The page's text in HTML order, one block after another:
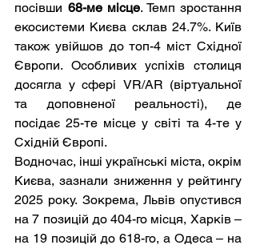
посівши 68-ме місце. Темп зростання
екосистеми Києва склав 24.7%. Київ
також увійшов до топ-4 міст Східної
Європи. Особливих успіхів столиця
досягла у сфері VR/AR (віртуальної
та доповненої реальності), де
посідає 25-те місце у світі та 4-те у
Східній Європі.
Водночас, інші українські міста, окрім
Києва, зазнали зниження у рейтингу
2025 року. Зокрема, Львів опустився
на 7 позицій до 404-го місця, Харків –
на 19 позицій до 618-го, а Одеса – на